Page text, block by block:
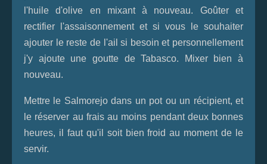
l'huile d'olive en mixant à nouveau. Goûter et
rectifier l'assaisonnement et si vous le souhaiter
ajouter le reste de l'ail si besoin et personnellement
j'y ajoute une goutte de Tabasco. Mixer bien à
nouveau.
Mettre le Salmorejo dans un pot ou un récipient, et
le réserver au frais au moins pendant deux bonnes
heures, il faut qu'il soit bien froid au moment de le
servir.